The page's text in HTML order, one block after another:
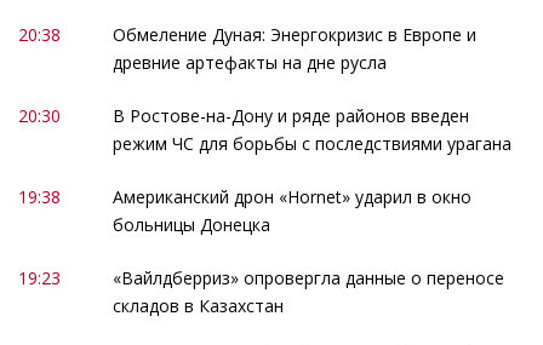
20:38
Обмеление Дуная: Энергокризис в Европе и
древние артефакты на дне русла
20:30
В Ростове-на-Дону и ряде районов введен
режим ЧС для борьбы с последствиями урагана
19:38
Американский дрон «Hornet» ударил в окно
больницы Донецка
19:23
«Вайлдберриз» опровергла данные о переносе
складов в Казахстан